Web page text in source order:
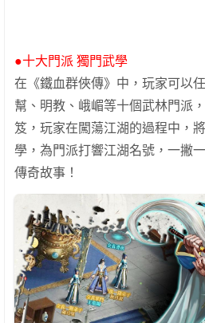
●十大門派 獨門武學
在《鐵血群俠傳》中，玩家可以
幫、明教、峨嵋等十個武林門派
笈，玩家在闖蕩江湖的過程中，
學，為門派打響江湖名號，一撇
傳奇故事！